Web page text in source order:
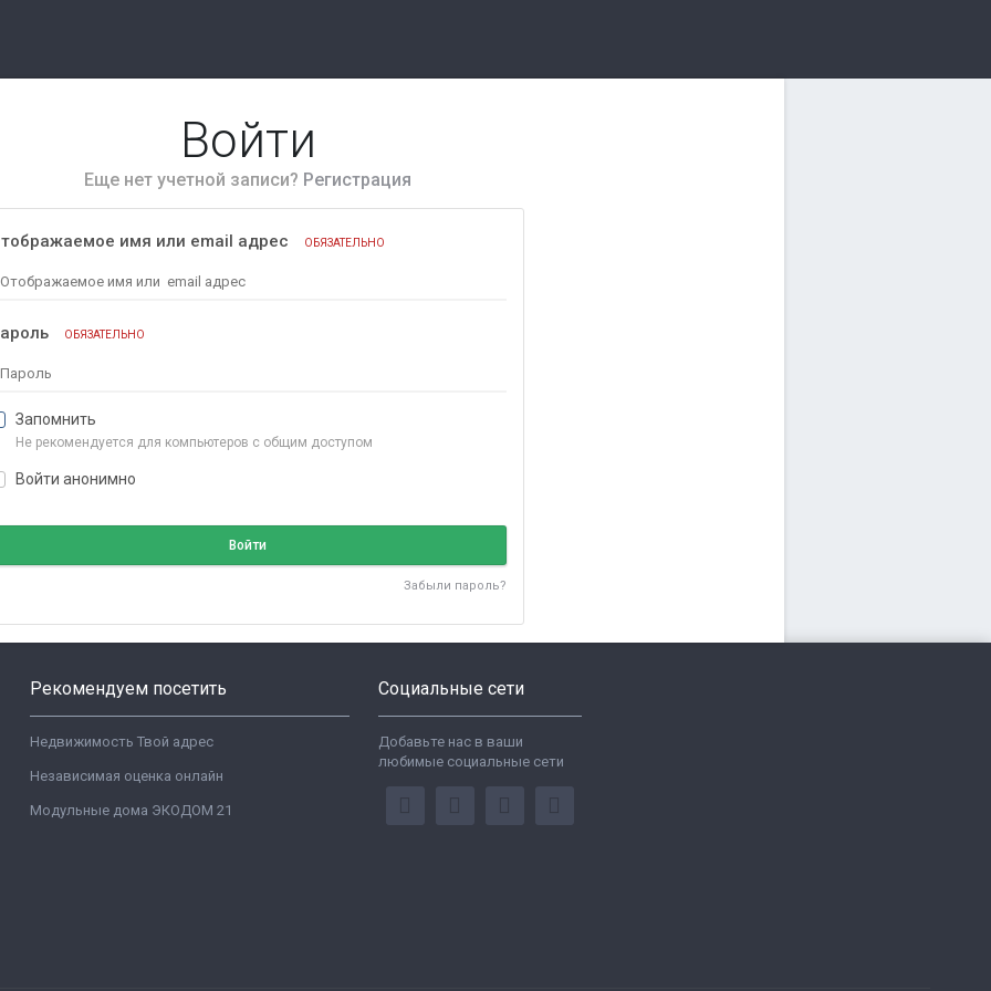
Войти
Еще нет учетной записи? Регистрация
имя или email адрес ОБЯЗАТЕЛЬНО
ОБЯЗАТЕЛЬНО
Запомнить
Не рекомендуется для компьютеров с общим доступом
Войти анонимно
Войти
Забыли пароль?
Рекомендуем посетить
Недвижимость Твой адрес
Независимая оценка онлайн
Модульные дома ЭКОДОМ 21
Социальные сети
Добавьте нас в ваши
любимые социальные сети